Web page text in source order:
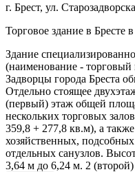
г. Брест, ул.
Торговое здание в Бресте
Здание
(наименование - торговый
Задворцы города Бреста
Отдельно стоящее
(первый) этаж общей
нескольких торговых
359,8 + 277,8 кв.м), а
хозяйственных,
отдельных санузлов.
3,64 м до 6,24 м. 2 (второй)